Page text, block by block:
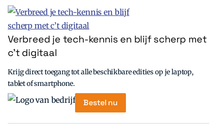
Verbreed je tech-kennis en blijf scherp met
c’t digitaal
Krijg direct toegang tot alle beschikbare edities op je laptop,
tablet of smartphone.
Bestel nu